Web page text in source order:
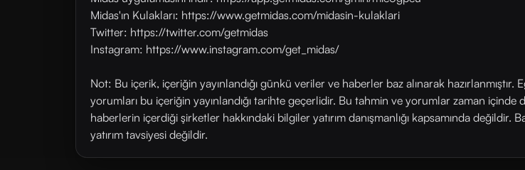
Midas'ın Kulakları: https://www.getmidas.com/midasin-kulaklari
Twitter: https://twitter.com/getmidas
Instagram: https://www.instagram.com/get_midas/
Not: Bu içerik, içeriğin yayınlandığı günkü veriler ve haberler baz alınarak
yorumları bu içeriğin yayınlandığı tarihte geçerlidir. Bu tahmin ve yorumlar zaman
haberlerin içerdiği şirketler hakkındaki bilgiler yatırım danışmanlığı kapsamında
yatırım tavsiyesi değildir.